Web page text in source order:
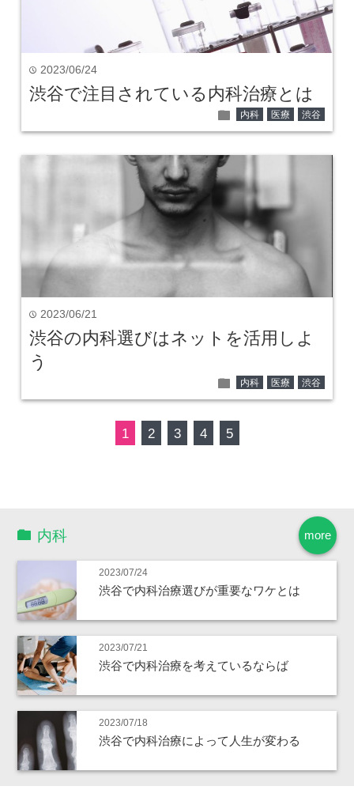
time 2023/06/24
渋谷で注目されている内科治療とは
folder 内科 医療 渋谷
time 2023/06/21
渋谷の内科選びはネットを活用しよ
う
folder 内科 医療 渋谷
1 2 3 4 5
more
内科
2023/07/24
渋谷で内科治療選びが重要なワケとは
2023/07/21
渋谷で内科治療を考えているならば
2023/07/18
渋谷で内科治療によって人生が変わる